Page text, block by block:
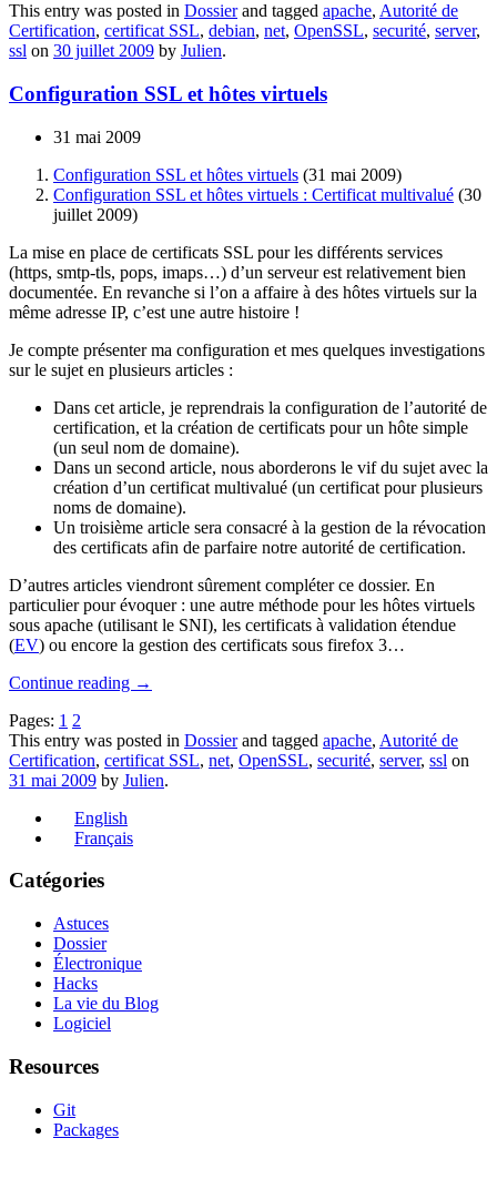
This entry was posted in Dossierand tagged apache, Autorité de
Certification, certificat SSL, debian, net, OpenSSL, securité, server,
ssl on 30 juillet 2009 by Julien.
Configuration SSL et hôtes virtuels
31 mai 2009
Configuration SSL et hôtes virtuels (31 mai 2009)
Configuration SSL et hôtes virtuels : Certificat multivalué (30
juillet 2009)
La mise en place de certificats SSL pour les différents services
(https, smtp-tls, pops, imaps…) d’un serveur est relativement bien
documentée. En revanche si l’on a affaire à des hôtes virtuels sur la
même adresse IP, c’est une autre histoire !
Je compte présenter ma configuration et mes quelques investigations
sur le sujet en plusieurs articles :
Dans cet article, je reprendrais la configuration de l’autorité de
certification, et la création de certificats pour un hôte simple
(un seul nom de domaine).
Dans un second article, nous aborderons le vif du sujet avec la
création d’un certificat multivalué (un certificat pour plusieurs
noms de domaine).
Un troisième article sera consacré à la gestion de la révocation
des certificats afin de parfaire notre autorité de certification.
D’autres articles viendront sûrement compléter ce dossier. En
particulier pour évoquer : une autre méthode pour les hôtes virtuels
sous apache (utilisant le SNI), les certificats à validation étendue
(EV) ou encore la gestion des certificats sous firefox 3…
Continue reading →
Pages: 1 2
This entry was posted in Dossierand tagged apache, Autorité de
Certification, certificat SSL, net, OpenSSL, securité, server, ssl on
31 mai 2009 by Julien.
English
Français
Catégories
Astuces
Dossier
Électronique
Hacks
La vie du Blog
Logiciel
Resources
Git
Packages